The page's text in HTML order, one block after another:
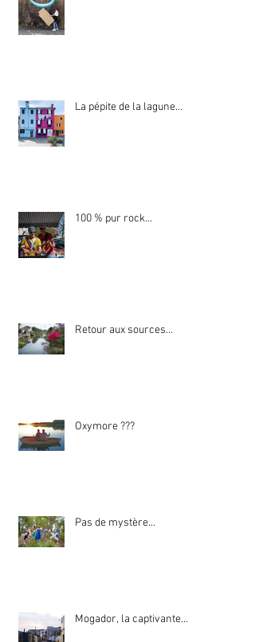
La pépite de la lagune...
100 % pur rock...
Retour aux sources…
Oxymore ???
Pas de mystère…
Mogador, la captivante…